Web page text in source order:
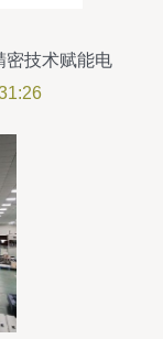
密技术赋能电